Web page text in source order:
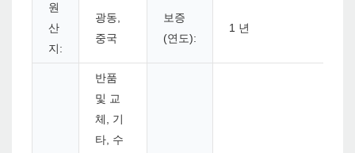
원
산
지:
광동,
중국
보증
(연도):
1 년
반품
및 교
체, 기
타, 수